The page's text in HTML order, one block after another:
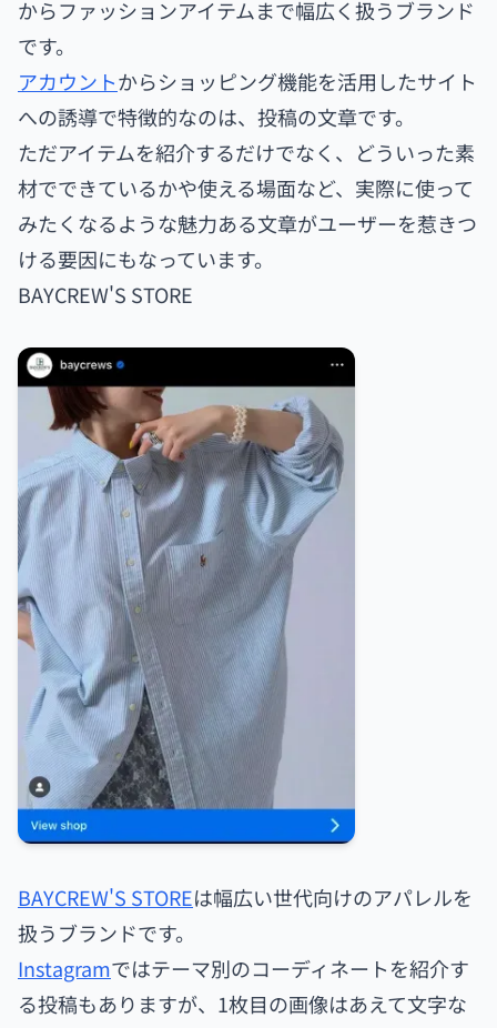
からファッションアイテムまで幅広く扱うブランド
です。
アカウントからショッピング機能を活用したサイト
への誘導で特徴的なのは、投稿の文章です。
ただアイテムを紹介するだけでなく、どういった素
材でできているかや使える場面など、実際に使って
みたくなるような魅力ある文章がユーザーを惹きつ
ける要因にもなっています。
BAYCREW'S STORE
BAYCREW'S STOREは幅広い世代向けのアパレルを
扱うブランドです。
Instagramではテーマ別のコーディネートを紹介す
る投稿もありますが、1枚目の画像はあえて文字な